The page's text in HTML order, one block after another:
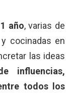
año, varias de
cocinadas en
las ideas
influencias,
todos los